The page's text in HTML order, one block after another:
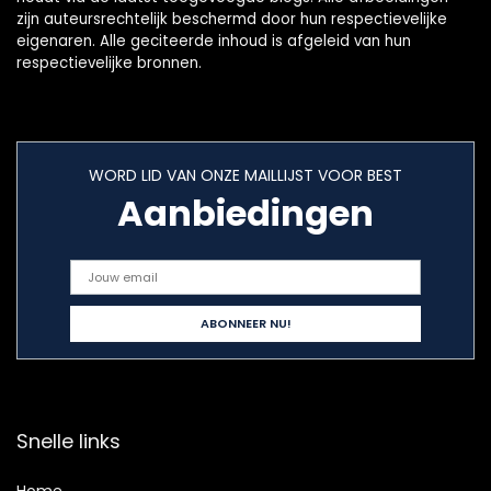
zijn auteursrechtelijk beschermd door hun respectievelijke
eigenaren. Alle geciteerde inhoud is afgeleid van hun
respectievelijke bronnen.
WORD LID VAN ONZE MAILLIJST VOOR BEST
Aanbiedingen
Snelle links